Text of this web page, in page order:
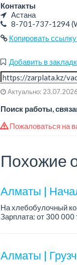
Контакты
Астана
8-701-737-1294
Копировать
Добавить в
Актуально:
Поиск работы,
Пожаловаться на
Похожие
Алматы |
На хлебобулочный
Зарплата: от 300 000
Алматы |